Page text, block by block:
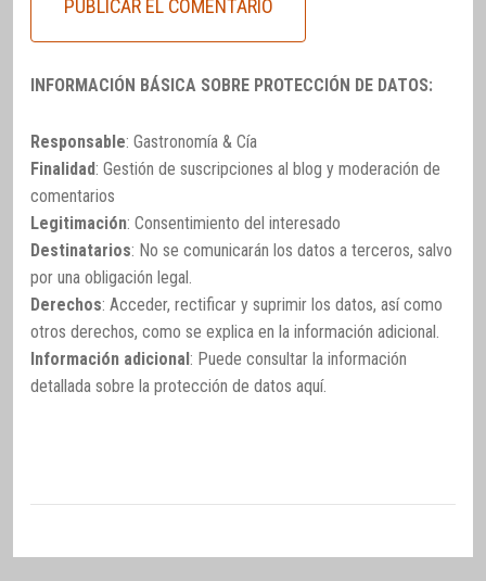
INFORMACIÓN BÁSICA SOBRE PROTECCIÓN DE DATOS:
Responsable: Gastronomía & Cía
Finalidad: Gestión de suscripciones al blog y moderación de
comentarios
Legitimación: Consentimiento del interesado
Destinatarios: No se comunicarán los datos a terceros, salvo
por una obligación legal.
Derechos: Acceder, rectificar y suprimir los datos, así como
otros derechos, como se explica en la información adicional.
Información adicional : Puede consultar la información
detallada sobre la protección de datos aquí.